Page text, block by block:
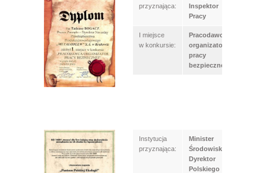
przyznająca:
Inspektor
Pracy
I miejsce
w konkursie:
Pracodawca
organizator
pracy
bezpiecznej
Instytucja
przyznająca:
Minister
Środowiska,
Dyrektor
Polskiego